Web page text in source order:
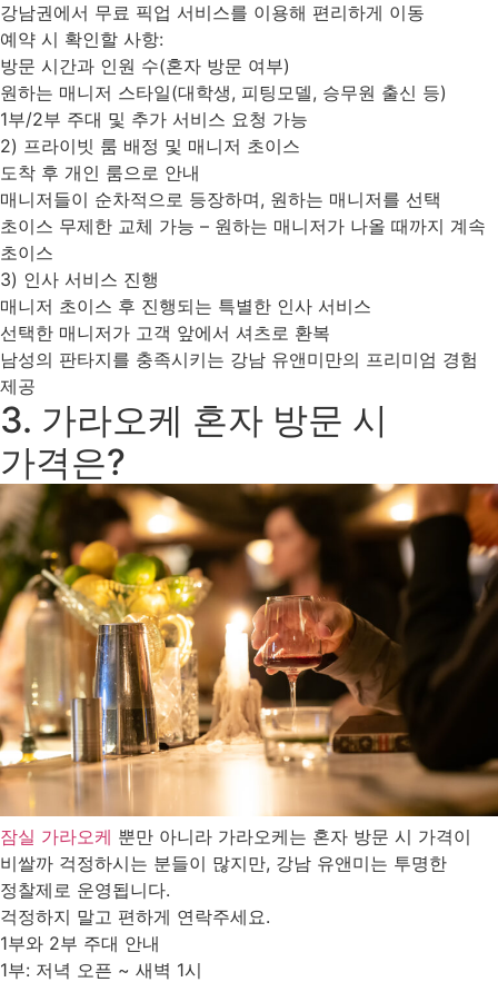
강남권에서 무료 픽업 서비스를 이용해 편리하게 이동
예약 시 확인할 사항:
방문 시간과 인원 수(혼자 방문 여부)
원하는 매니저 스타일(대학생, 피팅모델, 승무원 출신 등)
1부/2부 주대 및 추가 서비스 요청 가능
2) 프라이빗 룸 배정 및 매니저 초이스
도착 후 개인 룸으로 안내
매니저들이 순차적으로 등장하며, 원하는 매니저를 선택
초이스 무제한 교체 가능 – 원하는 매니저가 나올 때까지 계속
초이스
3) 인사 서비스 진행
매니저 초이스 후 진행되는 특별한 인사 서비스
선택한 매니저가 고객 앞에서 셔츠로 환복
남성의 판타지를 충족시키는 강남 유앤미만의 프리미엄 경험
제공
3. 가라오케 혼자 방문 시
가격은?
잠실 가라오케 뿐만 아니라 가라오케는 혼자 방문 시 가격이
비쌀까 걱정하시는 분들이 많지만, 강남 유앤미는 투명한
정찰제로 운영됩니다.
걱정하지 말고 편하게 연락주세요.
1부와 2부 주대 안내
1부: 저녁 오픈 ~ 새벽 1시